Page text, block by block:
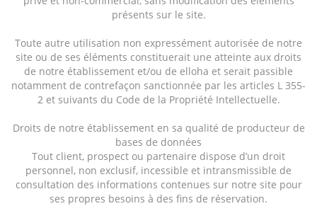
présents sur le site.
Toute autre utilisation non expressément autorisée de notre
site ou de ses éléments constituerait une atteinte aux droits
de notre établissement et/ou de elloha et serait passible
notamment de contrefaçon sanctionnée par les articles L 355-
2 et suivants du Code de la Propriété Intellectuelle.
Droits de notre établissement en sa qualité de producteur de
bases de données
Tout client, prospect ou partenaire dispose d’un droit
personnel, non exclusif, incessible et intransmissible de
consultation des informations contenues sur notre site pour
ses propres besoins à des fins de réservation.